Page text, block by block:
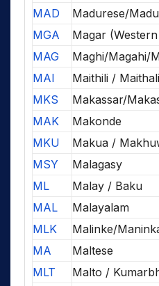
MAD
Madurese/
MGA
Magar
MAG
Maghi/Magahi/
MAI
Maithili / Maithali
MKS
Makassar/
MAK
Makonde
MKU
Makua /
MSY
Malagasy
ML
Malay / Baku
MAL
Malayalam
MLK
Malinke/
MA
Maltese
MLT
Malto /